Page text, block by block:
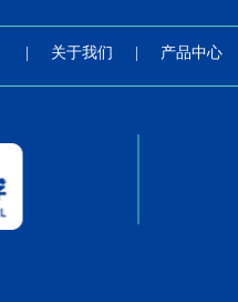
关于我们 产品中心